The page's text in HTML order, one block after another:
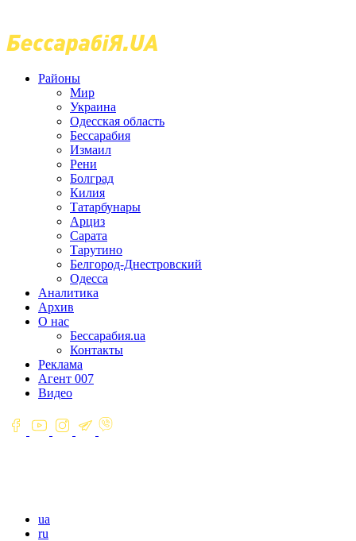
Районы
Мир
Украина
Одесская область
Бессарабия
Измаил
Рени
Болград
Килия
Татарбунары
Арциз
Сарата
Тарутино
Белгород-Днестровский
Одесса
Аналитика
Архив
О нас
Бессарабия.ua
Контакты
Реклама
Агент 007
Видео
ua
ru